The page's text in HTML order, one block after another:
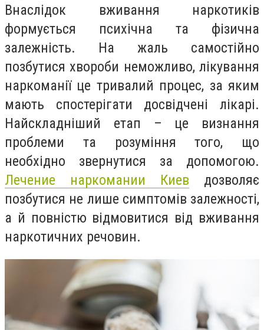
Внаслідок вживання наркотиків
формується психічна та фізична
залежність. На жаль самостійно
позбутися хвороби неможливо, лікування
наркоманії це тривалий процес, за яким
мають спостерігати досвідчені лікарі.
Найскладніший етап – це визнання
проблеми та розуміння того, що
необхідно звернутися за допомогою.
Лечение наркомании Киев дозволяє
позбутися не лише симптомів залежності,
а й повністю відмовитися від вживання
наркотичних речовин.